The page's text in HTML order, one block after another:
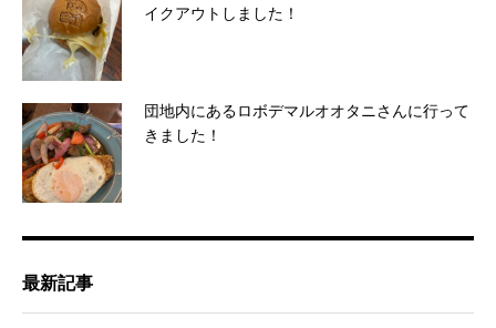
イクアウトしました！
団地内にあるロボデマルオオタニさんに行って
きました！
最新記事